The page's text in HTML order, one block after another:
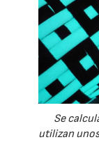
Se
utilizan